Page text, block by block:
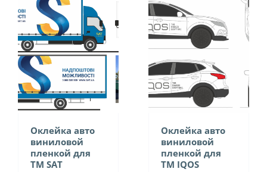
Оклейка авто
виниловой
пленкой для
ТМ SAT
Оклейка авто
виниловой
пленкой для
ТМ IQOS